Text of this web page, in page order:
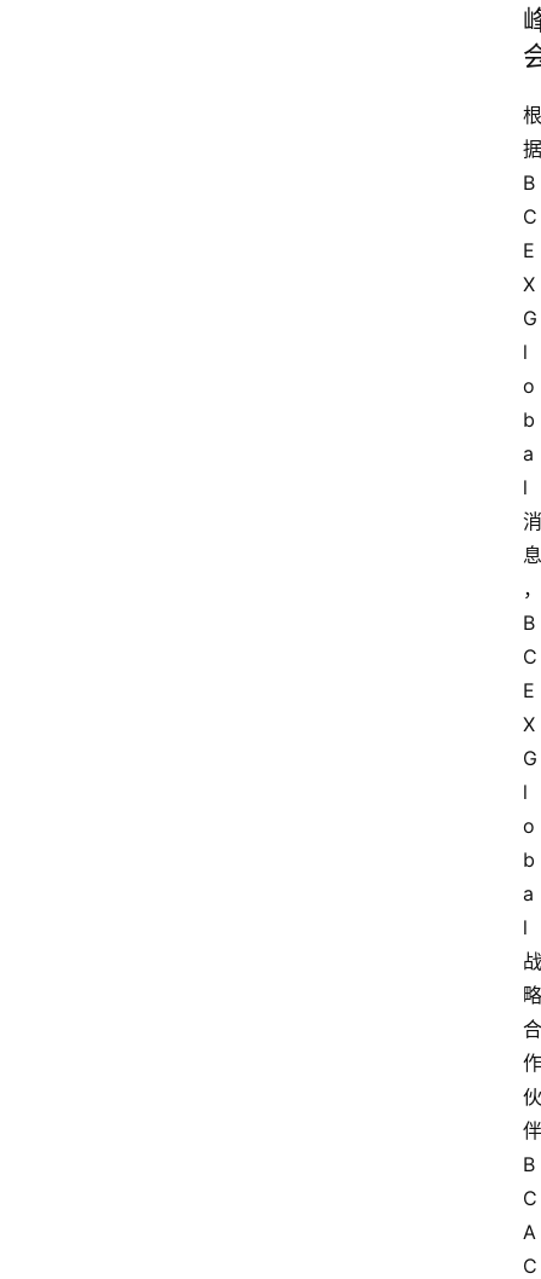
根
据
B
C
E
X
G
l
o
b
a
l
消
息
，
B
C
E
X
G
l
o
b
a
l
战
略
合
作
伙
伴
B
C
A
C